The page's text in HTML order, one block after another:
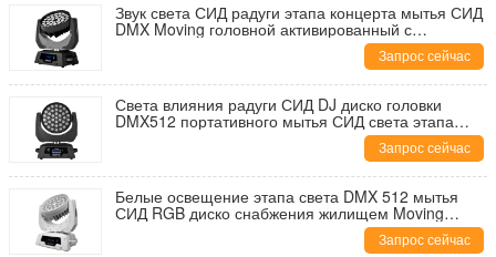
Звук света СИД радуги этапа концерта мытья СИД
DMX Moving головной активированный с
Запрос сейчас
Света влияния радуги СИД DJ диско головки
DMX512 портативного мытья СИД света этапа
Запрос сейчас
Белые освещение этапа света DMX 512 мытья
СИД RGB диско снабжения жилищем Moving
Запрос сейчас